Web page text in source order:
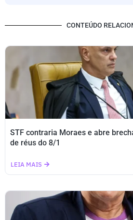
CONTEÚDO
STF contraria Moraes e abre
de réus do 8/1
LEIA MAIS